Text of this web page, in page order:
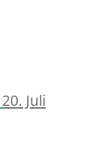
20. Juli